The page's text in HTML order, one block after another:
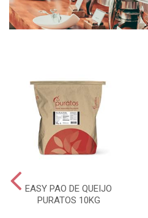
EASY PAO DE QUEIJO
PURATOS 10KG